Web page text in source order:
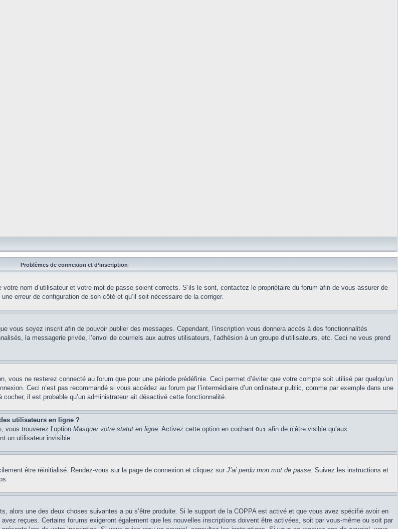
Problèmes de connexion et d’inscription
nom d’utilisateur et votre mot de passe soient corrects. S’ils le sont, contactez le propriétaire du forum afin de vous assurer de
erreur de configuration de son côté et qu’il soit nécessaire de la corriger.
vous soyez inscrit afin de pouvoir publier des messages. Cependant, l’inscription vous donnera accès à des fonctionnalités
la messagerie privée, l’envoi de courriels aux autres utilisateurs, l’adhésion à un groupe d’utilisateurs, etc. Ceci ne vous prend
vous ne resterez connecté au forum que pour une période prédéfinie. Ceci permet d’éviter que votre compte soit utilisé par quelqu’un
Ceci n’est pas recommandé si vous accédez au forum par l’intermédiaire d’un ordinateur public, comme par exemple dans une
il est probable qu’un administrateur ait désactivé cette fonctionnalité.
utilisateurs en ligne ?
vous trouverez l’option Masquer votre statut en ligne. Activez cette option en cochant Oui afin de n’être visible qu’aux
un utilisateur invisible.
être réinitialisé. Rendez-vous sur la page de connexion et cliquez sur J’ai perdu mon mot de passe. Suivez les instructions et
alors une des deux choses suivantes a pu s’être produite. Si le support de la COPPA est activé et que vous avez spécifié avoir en
reçues. Certains forums exigeront également que les nouvelles inscriptions doivent être activées, soit par vous-même ou soit par